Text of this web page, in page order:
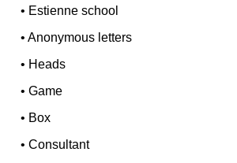
• Estienne school
•Anonymous letters
• Heads
•Game
• Box
•Consultant